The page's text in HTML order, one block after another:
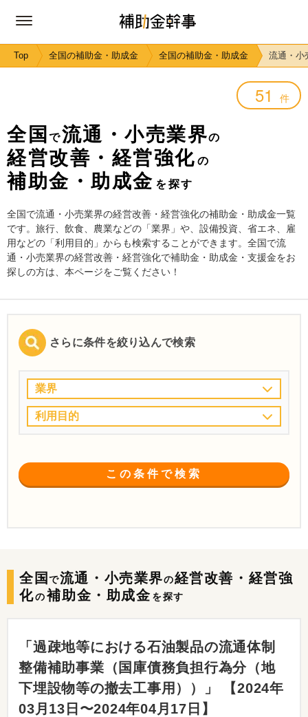
Top 全国の補助金・助成金 全国の補助金・助成金 流通・小
51 件
全国 で流通・小売業界の
経営改善・経営強化 の
補助金・助成金 を探す
全国で流通・小売業界の経営改善・経営強化の補助金・助成金一覧
です。旅行、飲食、農業などの「業界」や、設備投資、省エネ、雇
用などの「利用目的」からも検索することができます。全国で流
通・小売業界の経営改善・経営強化で補助金・助成金・支援金をお
探しの方は、本ページをご覧ください！
さらに条件を絞り込んで検索
業界
利用目的
この条件で検索
全国で流通・小売業界の経営改善・経営強
化の 補助金・助成金を探す
「過疎地等における石油製品の流通体制
整備補助事業（国庫債務負担行為分（地
下埋設物等の撤去工事用））」 【2024年
03月13日〜2024年04月17日】